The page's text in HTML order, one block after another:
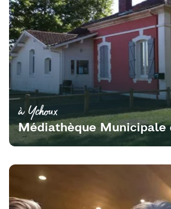
à Ychoux
Médiathèque Municipale